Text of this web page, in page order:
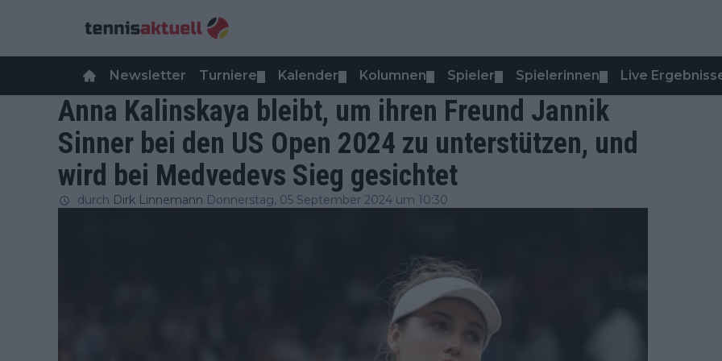
Newsletter Turniere Kalender Kolumnen Spieler Spielerinnen Live
Anna Kalinskaya bleibt, um ihren Freund Jannik
Sinner bei den US Open 2024 zu unterstützen, und
wird bei Medvedevs Sieg gesichtet
durch Dirk Linnemann Donnerstag, 05 September 2024 um 10:30